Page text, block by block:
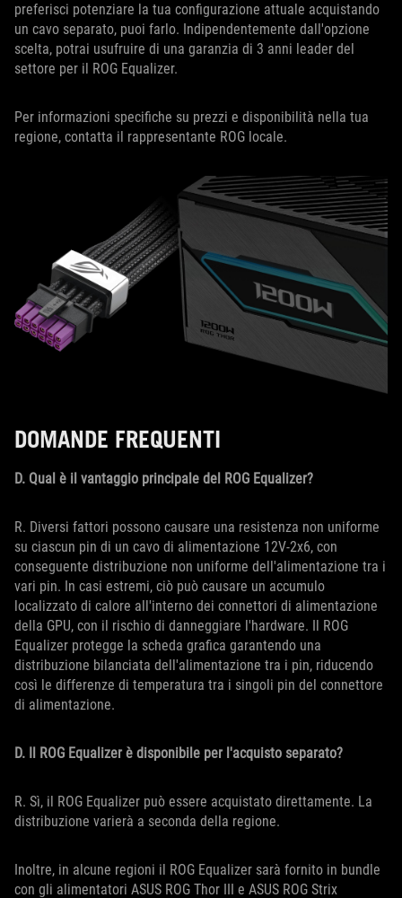
preferisci potenziare la tua configurazione attuale acquistando
un cavo separato, puoi farlo. Indipendentemente dall'opzione
scelta, potrai usufruire di una garanzia di 3 anni leader del
settore per il ROG Equalizer.
Per informazioni specifiche su prezzi e disponibilità nella tua
regione, contatta il rappresentante ROG locale.
DOMANDE FREQUENTI
D. Qual è il vantaggio principale del ROG Equalizer?
R. Diversi fattori possono causare una resistenza non uniforme
su ciascun pin di un cavo di alimentazione 12V-2x6, con
conseguente distribuzione non uniforme dell'alimentazione tra i
vari pin. In casi estremi, ciò può causare un accumulo
localizzato di calore all'interno dei connettori di alimentazione
della GPU, con il rischio di danneggiare l'hardware. Il ROG
Equalizer protegge la scheda grafica garantendo una
distribuzione bilanciata dell'alimentazione tra i pin, riducendo
così le differenze di temperatura tra i singoli pin del connettore
di alimentazione.
D. Il ROG Equalizer è disponibile per l'acquisto separato?
R. Sì, il ROG Equalizer può essere acquistato direttamente. La
distribuzione varierà a seconda della regione.
Inoltre, in alcune regioni il ROG Equalizer sarà fornito in bundle
con gli alimentatori ASUS ROG Thor III e ASUS ROG Strix